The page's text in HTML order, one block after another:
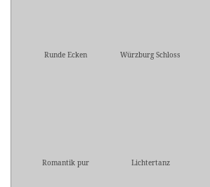
Runde Ecken Würzburg Schloss
Romantik pur Lichtertanz